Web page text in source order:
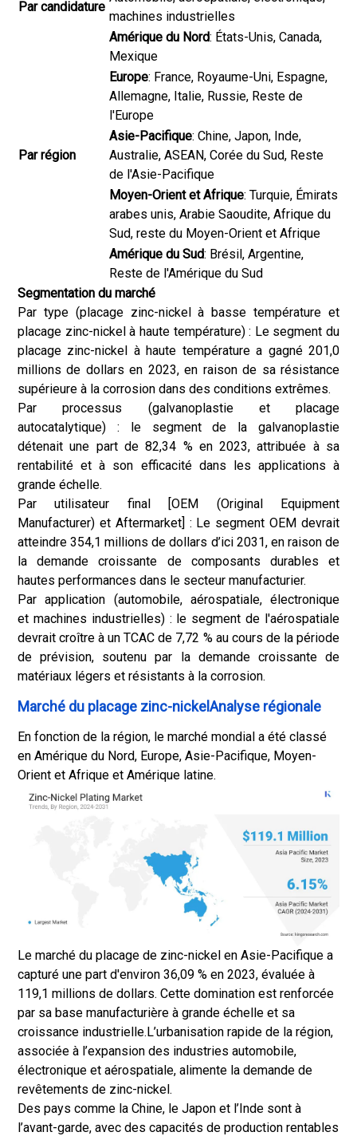
Par candidature
machines industrielles
Par région
Amérique du Nord: États-Unis, Canada,
Mexique
Europe: France, Royaume-Uni, Espagne,
Allemagne, Italie, Russie, Reste de
l'Europe
Asie-Pacifique: Chine, Japon, Inde,
Australie, ASEAN, Corée du Sud, Reste
de l'Asie-Pacifique
Moyen-Orient et Afrique: Turquie, Émirats
arabes unis, Arabie Saoudite, Afrique du
Sud, reste du Moyen-Orient et Afrique
Amérique du Sud: Brésil, Argentine,
Reste de l'Amérique du Sud
Segmentation du marché
Par type (placage zinc-nickel à basse température et
placage zinc-nickel à haute température) : Le segment du
placage zinc-nickel à haute température a gagné 201,0
millions de dollars en 2023, en raison de sa résistance
supérieure à la corrosion dans des conditions extrêmes.
Par processus (galvanoplastie et placage
autocatalytique) : le segment de la galvanoplastie
détenait une part de 82,34 % en 2023, attribuée à sa
rentabilité et à son efficacité dans les applications à
grande échelle.
Par utilisateur final [OEM (Original Equipment
Manufacturer) et Aftermarket] : Le segment OEM devrait
atteindre 354,1 millions de dollars d’ici 2031, en raison de
la demande croissante de composants durables et
hautes performances dans le secteur manufacturier.
Par application (automobile, aérospatiale, électronique
et machines industrielles) : le segment de l'aérospatiale
devrait croître à un TCAC de 7,72 % au cours de la période
de prévision, soutenu par la demande croissante de
matériaux légers et résistants à la corrosion.
Marché du placage zinc-nickelAnalyse régionale
En fonction de la région, le marché mondial a été classé
en Amérique du Nord, Europe, Asie-Pacifique, Moyen-
Orient et Afrique et Amérique latine.
Le marché du placage de zinc-nickel en Asie-Pacifique a
capturé une part d'environ 36,09 % en 2023, évaluée à
119,1 millions de dollars. Cette domination est renforcée
par sa base manufacturière à grande échelle et sa
croissance industrielle.L’urbanisation rapide de la région,
associée à l’expansion des industries automobile,
électronique et aérospatiale, alimente la demande de
revêtements de zinc-nickel.
Des pays comme la Chine, le Japon et l’Inde sont à
l’avant-garde, avec des capacités de production rentables